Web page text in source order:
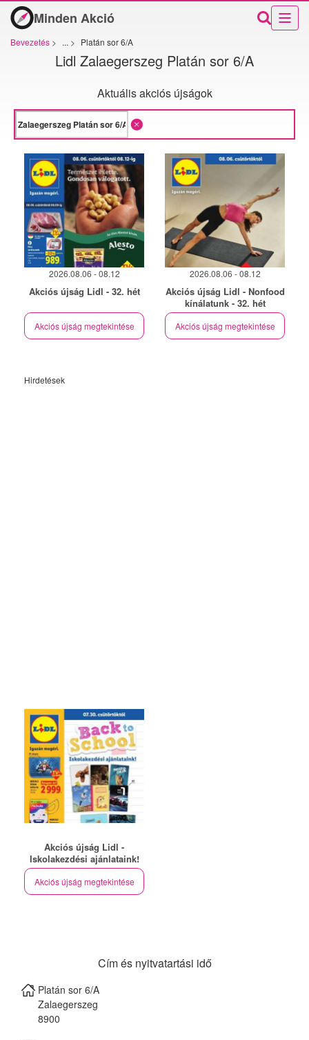
Minden Akció
Bevezetés > ... > Platán sor 6/A
Lidl Zalaegerszeg Platán sor 6/A
Aktuális akciós újságok
2026.08.06 - 08.12
Akciós újság Lidl - 32. hét
Akciós újság megtekintése
2026.08.06 - 08.12
Akciós újság Lidl - Nonfood
kínálatunk - 32. hét
Akciós újság megtekintése
Hirdetések
Akciós újság Lidl -
Iskolakezdési ajánlataink!
Akciós újság megtekintése
Cím és nyitvatartási idő
Platán sor 6/A
Zalaegerszeg
8900